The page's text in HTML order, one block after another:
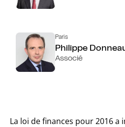
Paris
Philippe
Associé
La loi de finances pour 2016